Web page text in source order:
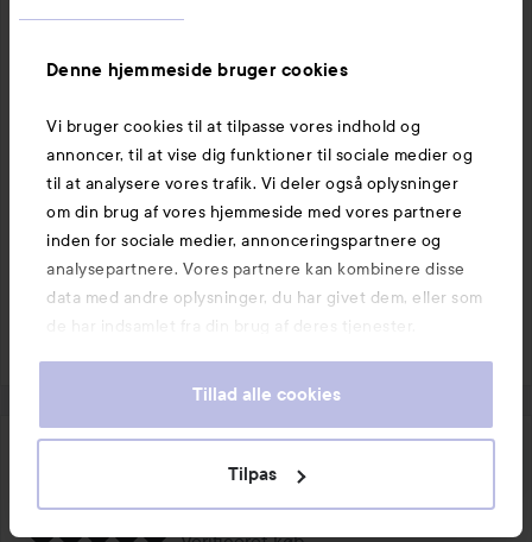
Denne hjemmeside bruger cookies
Vi bruger cookies til at tilpasse vores indhold og
annoncer, til at vise dig funktioner til sociale medier og
til at analysere vores trafik. Vi deler også oplysninger
om din brug af vores hjemmeside med vores partnere
inden for sociale medier, annonceringspartnere og
analysepartnere. Vores partnere kan kombinere disse
data med andre oplysninger, du har givet dem, eller som
de har indsamlet fra din brug af deres tjenester.
Tillad alle cookies
Tilpas
1 PRODUKTER I POSTEN 🍯 🥛
11 likes Kommenter
8704 visninger
Brugerens rolle: Lyko Creator.
1 år